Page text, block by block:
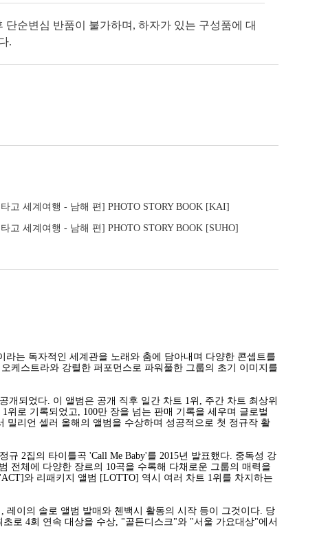
단순변심 반품이 불가하며, 하자가 있는 구성품에 대
.
고 세계여행 - 남해 편] PHOTO STORY BOOK [KAI]
고 세계여행 - 남해 편] PHOTO STORY BOOK [SUHO]
는 독자적인 세계관을 노래와 춤에 담아내며 다양한 콘셉트를
케스트라와 강렬한 퍼포먼스로 파워풀한 그룹의 초기 이미지를
되었다. 이 앨범은 공개 직후 일간 차트 1위, 주간 차트 최상위
위로 기록되었고, 100만 장을 넘는 판매 기록을 세우며 글로벌
리언 셀러 올해의 앨범을 수상하며 성공적으로 첫 정규작 활
2집의 타이틀곡 'Call Me Baby'를 2015년 발표했다. 중독성 강
전체에 다양한 장르의 10곡을 수록해 다채로운 그룹의 매력을
와 리패키지 앨범 [LOTTO] 역시 여러 차트 1위를 차지하는
이의 솔로 앨범 발매와 첸백시 활동의 시작 등이 그것이다. 당
로 4회 연속 대상을 수상, "골든디스크"와 "서울 가요대상"에서